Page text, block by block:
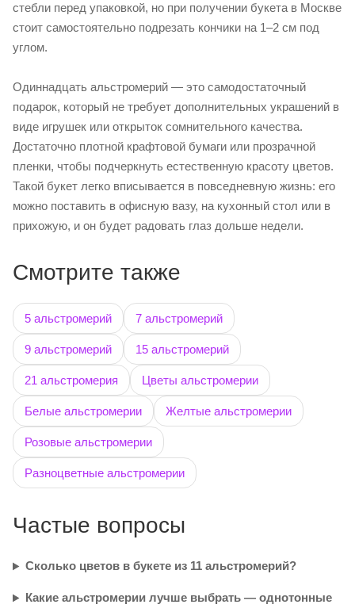
стебли перед упаковкой, но при получении букета в Москве
стоит самостоятельно подрезать кончики на 1–2 см под
углом.
Одиннадцать альстромерий — это самодостаточный
подарок, который не требует дополнительных украшений в
виде игрушек или открыток сомнительного качества.
Достаточно плотной крафтовой бумаги или прозрачной
пленки, чтобы подчеркнуть естественную красоту цветов.
Такой букет легко вписывается в повседневную жизнь: его
можно поставить в офисную вазу, на кухонный стол или в
прихожую, и он будет радовать глаз дольше недели.
Смотрите также
5 альстромерий 7 альстромерий
9 альстромерий 15 альстромерий
21 альстромерия Цветы альстромерии
Белые альстромерии Желтые альстромерии
Розовые альстромерии
Разноцветные альстромерии
Частые вопросы
Сколько цветов в букете из 11 альстромерий?
Какие альстромерии лучше выбрать — однотонные